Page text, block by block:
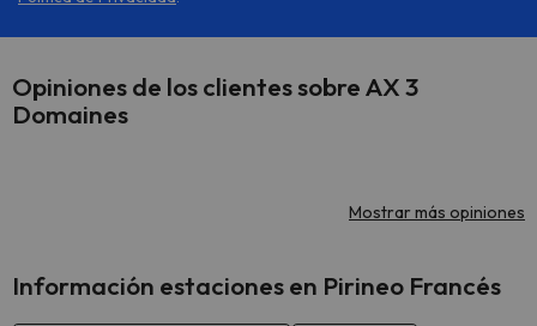
Opiniones de los clientes sobre AX 3
Domaines
Mostrar más opiniones
Información estaciones en Pirineo Francés